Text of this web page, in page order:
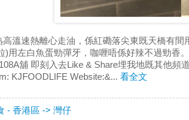
高溫速熱離心走油，係紅磡落尖東既天橋有
)用左白魚蛋勁彈牙，咖喱唔係好辣不過勁香
舖 即刻入去Like & Share埋我地既其他頻
KJFOODLIFE Website:&... 看全文
- 香港區 -> 灣仔